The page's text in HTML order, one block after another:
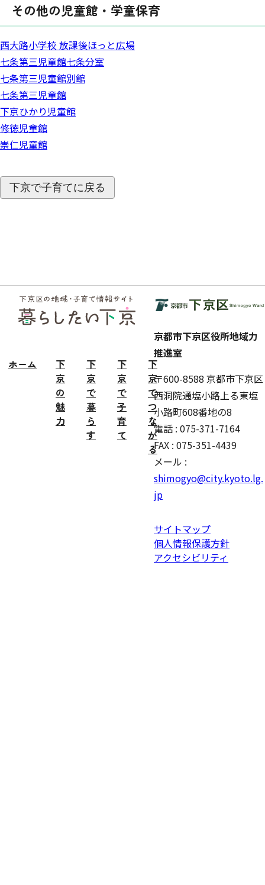
その他の児童館・学童保育
西大路小学校 放課後ほっと広場
七条第三児童館七条分室
七条第三児童館別館
七条第三児童館
下京ひかり児童館
修徳児童館
崇仁児童館
下京で子育てに戻る
フッ
ター
ホーム
下
京
の
魅
力
下
京
で
暮
ら
す
下
京
で
子
育
て
下
京
で
つ
な
が
る
京都市下京区役所地域力
推進室
〒600-8588 京都市下京区
西洞院通塩小路上る東塩
小路町608番地の8
電話 : 075-371-7164
FAX : 075-351-4439
メール :
shimogyo@city.kyoto.lg.
jp
サイトマップ
個人情報保護方針
アクセシビリティ